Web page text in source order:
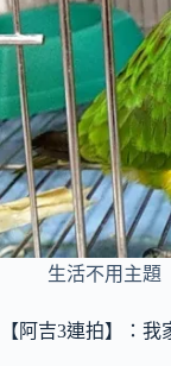
生活不用主題
【阿吉3連拍】：